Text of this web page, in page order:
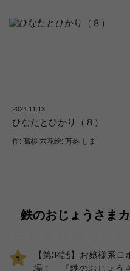
2024.11.13
ひなたとひかり（８）
作: 高杉 六花絵: 万冬 しま
鉄のおじょうさま
1
【第34話】お嬢様系
場！ 『鉄のおじょう